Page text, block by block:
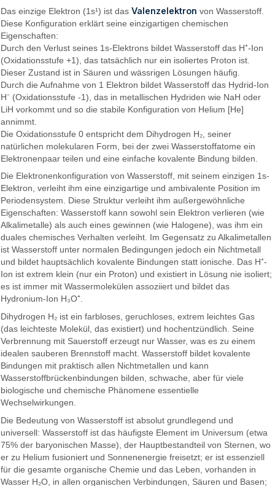
Das einzige Elektron (1s¹) ist dasValenzelektron von Wasserstoff.
Diese Konfiguration erklärt seine einzigartigen chemischen
Eigenschaften:
Durch den Verlust seines 1s-Elektrons bildet Wasserstoff das H⁺-Ion
(Oxidationsstufe +1), das tatsächlich nur ein isoliertes Proton ist.
Dieser Zustand ist in Säuren und wässrigen Lösungen häufig.
Durch die Aufnahme von 1 Elektron bildet Wasserstoff das Hydrid-Ion
H⁻ (Oxidationsstufe -1), das in metallischen Hydriden wie NaH oder
LiH vorkommt und so die stabile Konfiguration von Helium [He]
annimmt.
Die Oxidationsstufe 0 entspricht dem Dihydrogen H₂, seiner
natürlichen molekularen Form, bei der zwei Wasserstoffatome ein
Elektronenpaar teilen und eine einfache kovalente Bindung bilden.
Die Elektronenkonfiguration von Wasserstoff, mit seinem einzigen 1s-
Elektron, verleiht ihm eine einzigartige und ambivalente Position im
Periodensystem. Diese Struktur verleiht ihm außergewöhnliche
Eigenschaften: Wasserstoff kann sowohl sein Elektron verlieren (wie
Alkalimetalle) als auch eines gewinnen (wie Halogene), was ihm ein
duales chemisches Verhalten verleiht. Im Gegensatz zu Alkalimetallen
ist Wasserstoff unter normalen Bedingungen jedoch ein Nichtmetall
und bildet hauptsächlich kovalente Bindungen statt ionische. Das H⁺-
Ion ist extrem klein (nur ein Proton) und existiert in Lösung nie isoliert;
es ist immer mit Wassermolekülen assoziiert und bildet das
Hydronium-Ion H₃O⁺.
Dihydrogen H₂ ist ein farbloses, geruchloses, extrem leichtes Gas
(das leichteste Molekül, das existiert) und hochentzündlich. Seine
Verbrennung mit Sauerstoff erzeugt nur Wasser, was es zu einem
idealen sauberen Brennstoff macht. Wasserstoff bildet kovalente
Bindungen mit praktisch allen Nichtmetallen und kann
Wasserstoffbrückenbindungen bilden, schwache, aber für viele
biologische und chemische Phänomene essentielle
Wechselwirkungen.
Die Bedeutung von Wasserstoff ist absolut grundlegend und
universell: Wasserstoff ist das häufigste Element im Universum (etwa
75% der baryonischen Masse), der Hauptbestandteil von Sternen, wo
er zu Helium fusioniert und Sonnenenergie freisetzt; er ist essenziell
für die gesamte organische Chemie und das Leben, vorhanden in
Wasser H₂O, in allen organischen Verbindungen, Säuren und Basen;